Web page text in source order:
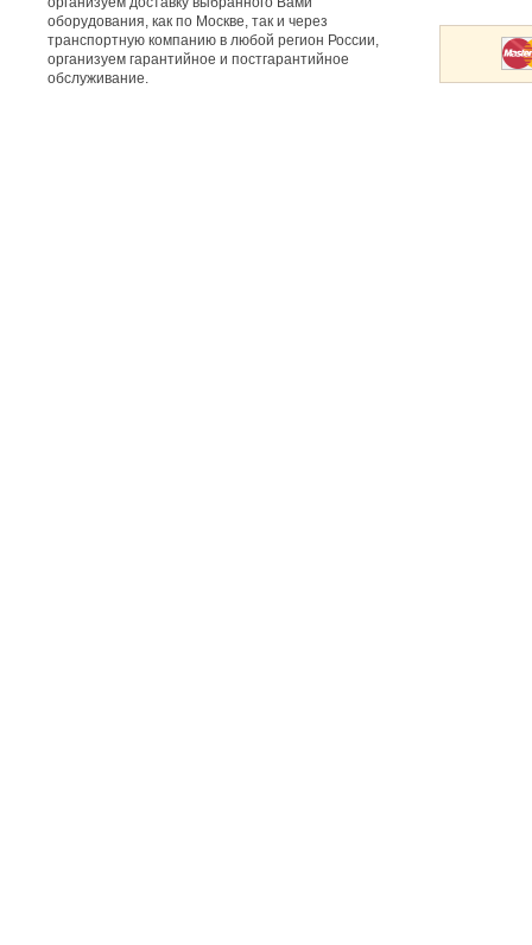
оборудования, как по Москве, так и через
транспортную компанию в любой регион России,
организуем гарантийное и постгарантийное
обслуживание.